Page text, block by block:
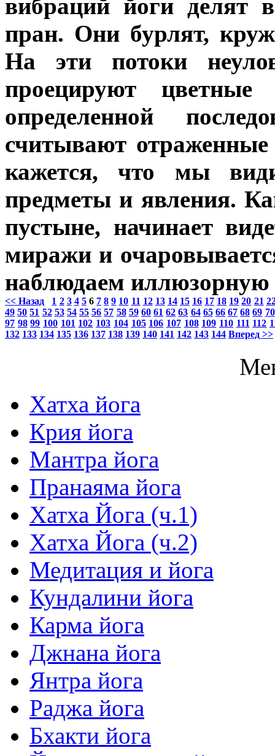
вибраций йоги делят
пран. Они бурлят,
На эти потоки
проецируют
определенной
считывают
кажется, что мы
предметы и явления.
пустыне, начинает
миражи и
наблюдаем иллюзорную
<< Назад 1 2 3 4 5 6 7 8 9 10 11 12 13 14 15 16 17 18 19 20 21
49 50 51 52 53 54 55 56 57 58 59 60 61 62 63 64 65 66 67 68 69 70
97 98 99 100 101 102 103 104 105 106 107 108 109 110 111 112
132 133 134 135 136 137 138 139 140 141 142 143 144 Вперед >>
Хатха йога
Крия йога
Мантра йога
Пранаяма йога
Хатха Йога (ч.1)
Хатха Йога (ч.2)
Медитация и йога
Кундалини йога
Карма йога
Джнана йога
Янтра йога
Раджа йога
Бхакти йога